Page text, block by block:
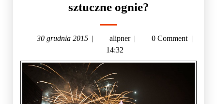
sztuczne ognie?
30 grudnia 2015 | alipner | 0 Comment |
14:32